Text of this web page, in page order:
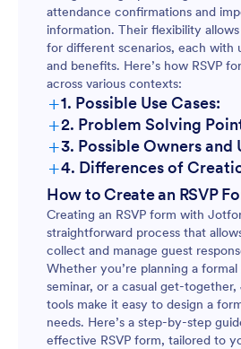
attendance confirmations and
information. Their flexibility
for different scenarios, each with
and benefits. Here’s how RSVP
across various contexts:
+1. Possible Use Cases:
+2. Problem Solving
+3. Possible Owners and
+4. Differences of
How to Create an RSVP
Creating an RSVP form with
straightforward process that
collect and manage guest
Whether you’re planning a formal
seminar, or a casual get-together,
tools make it easy to design a
needs. Here’s a step-by-step
effective RSVP form, tailored to